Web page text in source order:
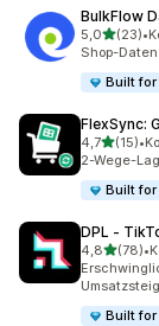
BulkFlow
5,0von 5
(23)
23 •
Shop-
Built
FlexSync:
4,7von 5
(15)
15 •
2-Wege-
Built
DPL ‑
4,8von 5
(78)
78 •
Built